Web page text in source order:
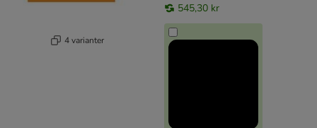
4 varianter
545,30 kr